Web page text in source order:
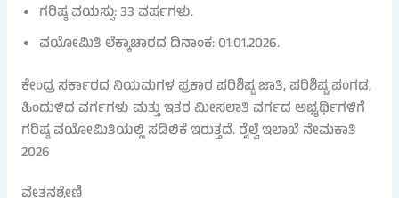
ಗರಿಷ್ಠ ವಯಸ್ಸು: 33 ವರ್ಷಗಳು.
ವಯೋಮಿತಿ ಲೆಕ್ಕಾಚಾರದ ದಿನಾಂಕ: 01.01.2026.
ಕೇಂದ್ರ ಸರ್ಕಾರದ ನಿಯಮಗಳ ಪ್ರಕಾರ ಪರಿಶಿಷ್ಟ ಜಾತಿ, ಪರಿಶಿಷ್ಟ ಪಂಗಡ,
ಹಿಂದುಳಿದ ವರ್ಗಗಳು ಮತ್ತು ಇತರ ಮೀಸಲಾತಿ ವರ್ಗದ ಅಭ್ಯರ್ಥಿಗಳಿಗೆ
ಗರಿಷ್ಠ ವಯೋಮಿತಿಯಲ್ಲಿ ಸಡಿಲಿಕೆ ಇರುತ್ತದೆ. ರೈಲ್ವೆ ಇಲಾಖೆ ನೇಮಕಾತಿ
2026